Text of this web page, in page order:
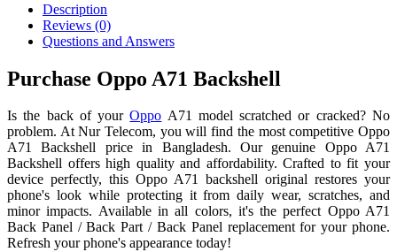
Description
Reviews (0)
Questions and Answers
Purchase Oppo A71 Backshell
Is the back of yourOppo A71 model scratched or cracked? No
problem. At Nur Telecom, you will find the most competitive Oppo
A71 Backshell price in Bangladesh. Our genuine Oppo A71
Backshell offers high quality and affordability. Crafted to fit your
device perfectly, this Oppo A71 backshell original restores your
phone's look while protecting it from daily wear, scratches, and
minor impacts. Available in all colors, it's the perfect Oppo A71
Back Panel / Back Part / Back Panel replacement for your phone.
Refresh your phone's appearance today!